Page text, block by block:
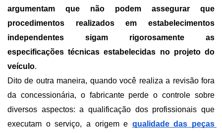
argumentam que não podem assegurar que
procedimentos realizados em estabelecimentos
independentes sigam rigorosamente as
especificações técnicas estabelecidas no projeto do
veículo.
Dito de outra maneira, quando você realiza a revisão fora
da concessionária, o fabricante perde o controle sobre
diversos aspectos: a qualificação dos profissionais que
executam o serviço, a origem e qualidade das peças